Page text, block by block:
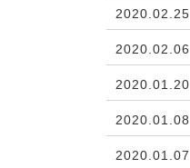
2020.02.25
2020.02.06
2020.01.20
2020.01.08
2020.01.07